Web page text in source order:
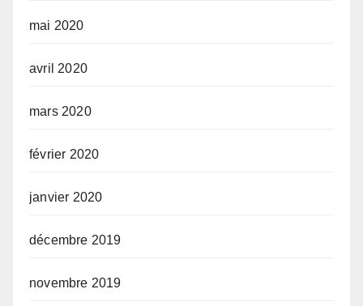
mai 2020
avril 2020
mars 2020
février 2020
janvier 2020
décembre 2019
novembre 2019